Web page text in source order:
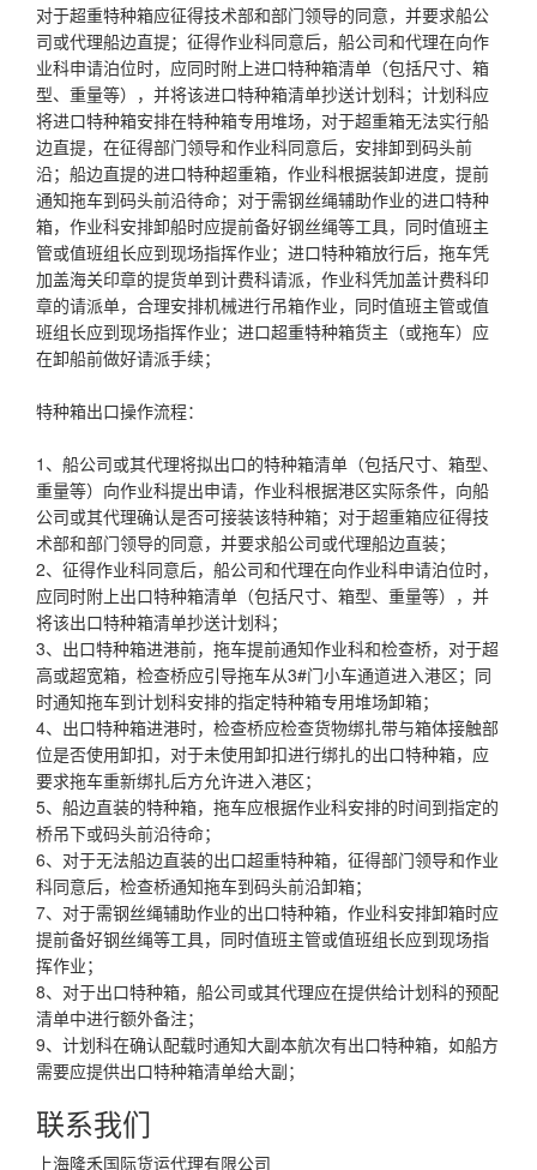
对于超重特种箱应征得技术部和部门领导的同意，并要求船公
司或代理船边直提；征得作业科同意后，船公司和代理在向作
业科申请泊位时，应同时附上进口特种箱清单（包括尺寸、箱
型、重量等），并将该进口特种箱清单抄送计划科；计划科应
将进口特种箱安排在特种箱专用堆场，对于超重箱无法实行船
边直提，在征得部门领导和作业科同意后，安排卸到码头前
沿；船边直提的进口特种超重箱，作业科根据装卸进度，提前
通知拖车到码头前沿待命；对于需钢丝绳辅助作业的进口特种
箱，作业科安排卸船时应提前备好钢丝绳等工具，同时值班主
管或值班组长应到现场指挥作业；进口特种箱放行后，拖车凭
加盖海关印章的提货单到计费科请派，作业科凭加盖计费科印
章的请派单，合理安排机械进行吊箱作业，同时值班主管或值
班组长应到现场指挥作业；进口超重特种箱货主（或拖车）应
在卸船前做好请派手续；
特种箱出口操作流程：
1、船公司或其代理将拟出口的特种箱清单（包括尺寸、箱型、
重量等）向作业科提出申请，作业科根据港区实际条件，向船
公司或其代理确认是否可接装该特种箱；对于超重箱应征得技
术部和部门领导的同意，并要求船公司或代理船边直装；
2、征得作业科同意后，船公司和代理在向作业科申请泊位时，
应同时附上出口特种箱清单（包括尺寸、箱型、重量等），并
将该出口特种箱清单抄送计划科；
3、出口特种箱进港前，拖车提前通知作业科和检查桥，对于超
高或超宽箱，检查桥应引导拖车从3#门小车通道进入港区；同
时通知拖车到计划科安排的指定特种箱专用堆场卸箱；
4、出口特种箱进港时，检查桥应检查货物绑扎带与箱体接触部
位是否使用卸扣，对于未使用卸扣进行绑扎的出口特种箱，应
要求拖车重新绑扎后方允许进入港区；
5、船边直装的特种箱，拖车应根据作业科安排的时间到指定的
桥吊下或码头前沿待命；
6、对于无法船边直装的出口超重特种箱，征得部门领导和作业
科同意后，检查桥通知拖车到码头前沿卸箱；
7、对于需钢丝绳辅助作业的出口特种箱，作业科安排卸箱时应
提前备好钢丝绳等工具，同时值班主管或值班组长应到现场指
挥作业；
8、对于出口特种箱，船公司或其代理应在提供给计划科的预配
清单中进行额外备注；
9、计划科在确认配载时通知大副本航次有出口特种箱，如船方
需要应提供出口特种箱清单给大副；
联系我们
上海隆禾国际货运代理有限公司